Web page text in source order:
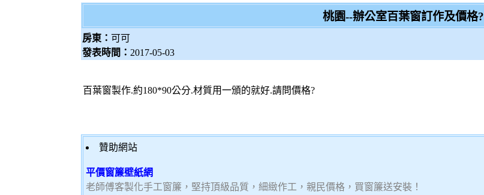
桃園--辦公室百葉窗訂作及價格?
房東： 可可
發表時間： 2017-05-03
百葉窗製作.約180*90公分.材質用一頒的就好.請問價格?
贊助網站
平價窗簾壁紙網
老師傅客製化手工窗簾，堅持頂級品質，細緻作工，親民價格，買窗簾送安裝！